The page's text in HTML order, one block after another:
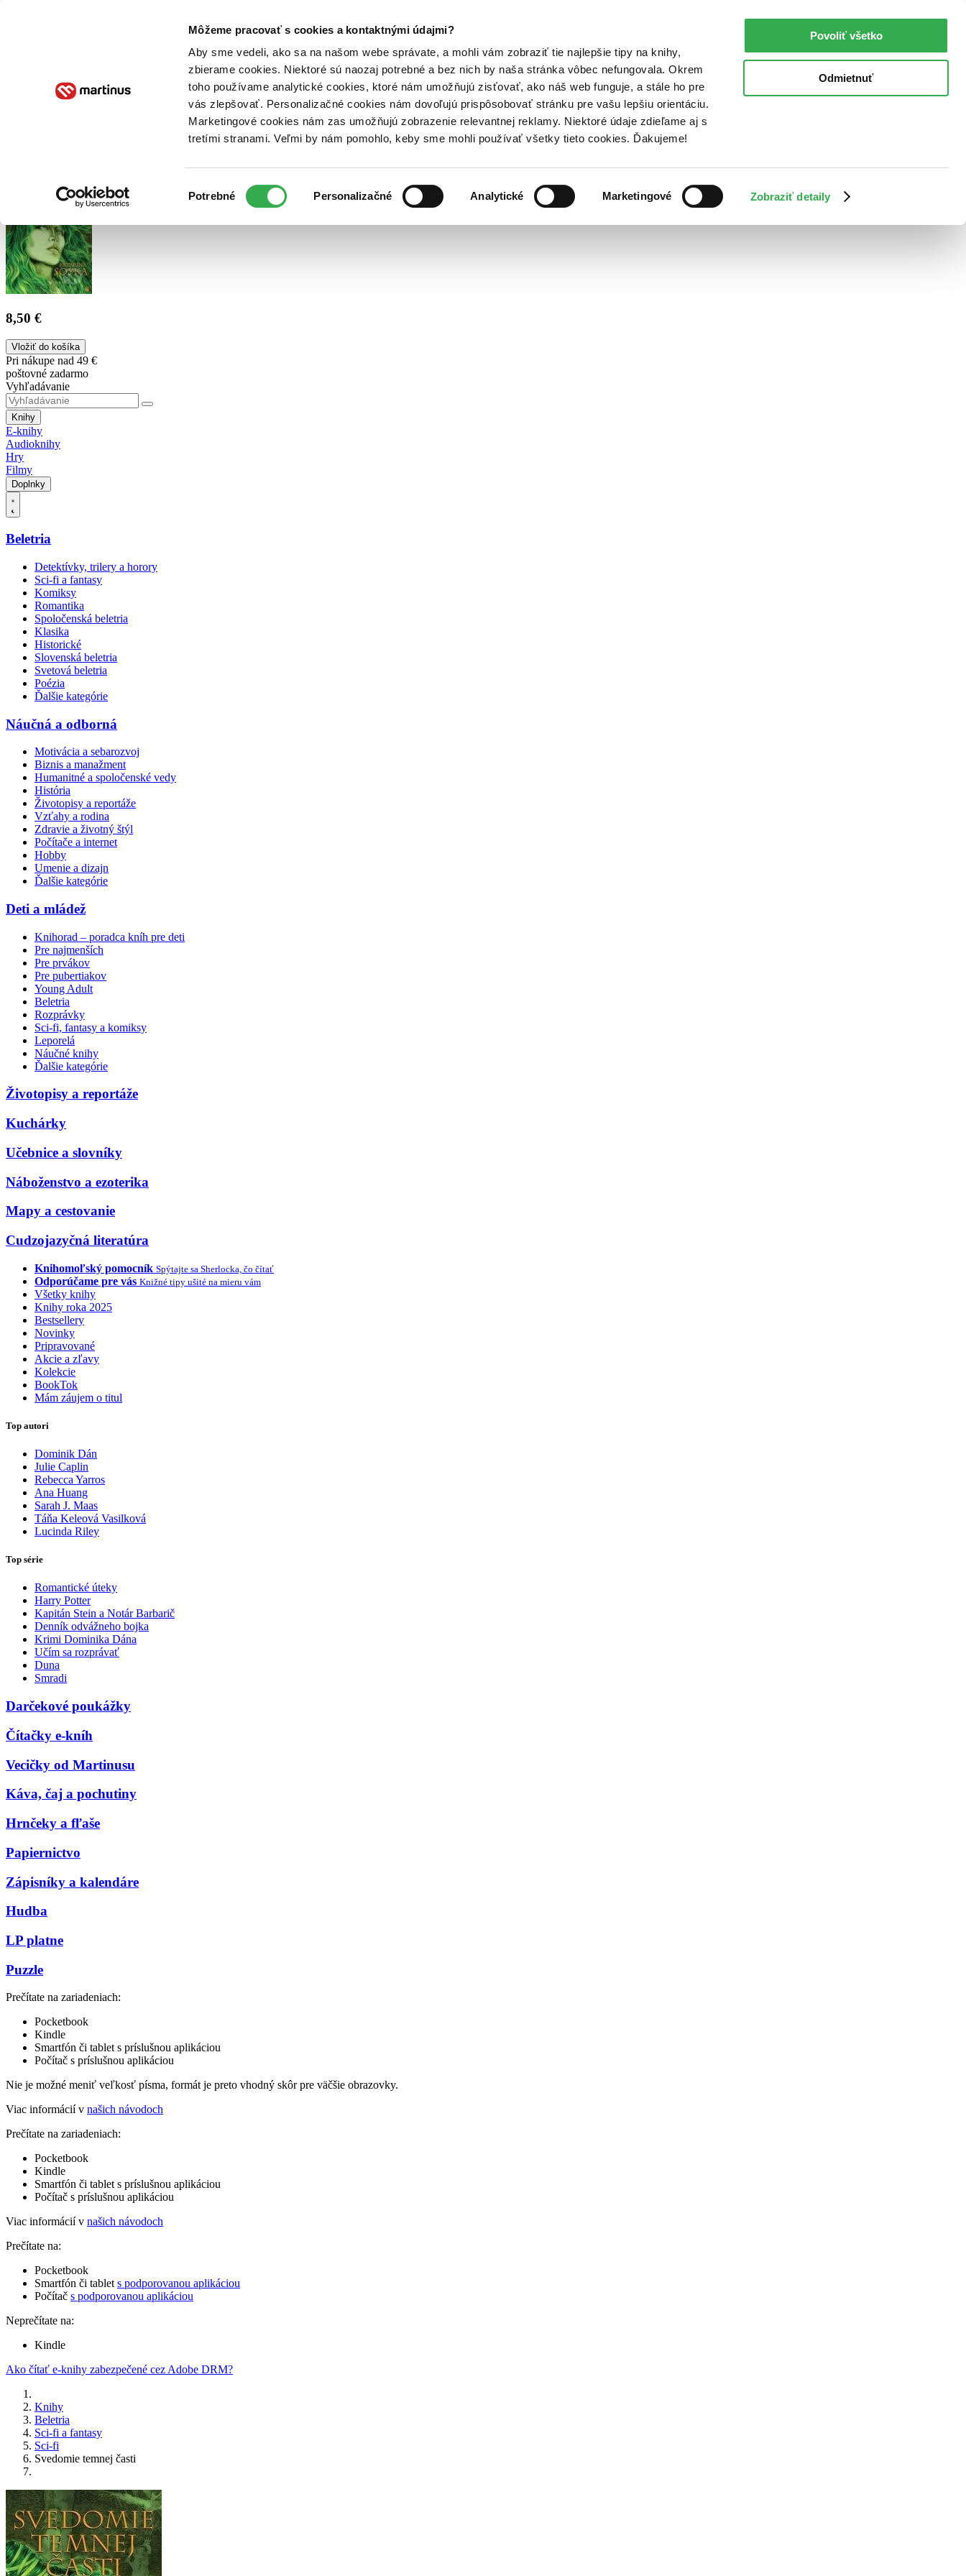
Môžeme pracovať s cookies a kontaktnými údajmi?
Aby sme vedeli, ako sa na našom webe správate, a mohli vám zobraziť tie najlepšie tipy na knihy,
zbierame cookies. Niektoré sú naozaj potrebné a bez nich by naša stránka vôbec nefungovala. Okrem
toho používame analytické cookies, ktoré nám umožňujú zisťovať, ako náš web funguje, a stále ho pre
vás zlepšovať. Personalizačné cookies nám dovoľujú prispôsobovať stránku pre vašu lepšiu orientáciu.
Marketingové cookies nám zas umožňujú zobrazenie relevantnej reklamy. Niektoré údaje zdieľame aj s
tretími stranami. Veľmi by nám pomohlo, keby sme mohli používať všetky tieto cookies. Ďakujeme!
súhlasu
Potrebné Personalizačné Analytické Marketingové Zobraziť detaily
Povoliť všetko
Odmietnuť
Poukážky Kontakt
8,50 €
Vložiť do košíka
Pri nákupe nad 49 €
poštovné zadarmo
Vyhľadávanie
Knihy
E-knihy
Audioknihy
Hry
Filmy
Doplnky
Beletria
Detektívky, trilery a horory
Sci-fi a fantasy
Komiksy
Romantika
Spoločenská beletria
Klasika
Historické
Slovenská beletria
Svetová beletria
Poézia
Ďalšie kategórie
Náučná a odborná
Motivácia a sebarozvoj
Biznis a manažment
Humanitné a spoločenské vedy
História
Životopisy a reportáže
Vzťahy a rodina
Zdravie a životný štýl
Počítače a internet
Hobby
Umenie a dizajn
Ďalšie kategórie
Deti a mládež
Knihorad – poradca kníh pre deti
Pre najmenších
Pre prvákov
Pre pubertiakov
Young Adult
Beletria
Rozprávky
Sci-fi, fantasy a komiksy
Leporelá
Náučné knihy
Ďalšie kategórie
Životopisy a reportáže
Kuchárky
Učebnice a slovníky
Náboženstvo a ezoterika
Mapy a cestovanie
Cudzojazyčná literatúra
Knihomoľský pomocník Spýtajte sa Sherlocka, čo čítať
Odporúčame pre vás Knižné tipy ušité na mieru vám
Všetky knihy
Knihy roka 2025
Bestsellery
Novinky
Pripravované
Akcie a zľavy
Kolekcie
BookTok
Mám záujem o titul
Top autori
Dominik Dán
Julie Caplin
Rebecca Yarros
Ana Huang
Sarah J. Maas
Táňa Keleová Vasilková
Lucinda Riley
Top série
Romantické úteky
Harry Potter
Kapitán Stein a Notár Barbarič
Denník odvážneho bojka
Krimi Dominika Dána
Učím sa rozprávať
Duna
Smradi
Darčekové poukážky
Čítačky e-kníh
Vecičky od Martinusu
Káva, čaj a pochutiny
Hrnčeky a fľaše
Papiernictvo
Zápisníky a kalendáre
Hudba
LP platne
Puzzle
Prečítate na zariadeniach:
Pocketbook
Kindle
Smartfón či tablet s príslušnou aplikáciou
Počítač s príslušnou aplikáciou
Nie je možné meniť veľkosť písma, formát je preto vhodný skôr pre väčšie obrazovky.
Viac informácií v našich návodoch
Prečítate na zariadeniach:
Pocketbook
Kindle
Smartfón či tablet s príslušnou aplikáciou
Počítač s príslušnou aplikáciou
Viac informácií v našich návodoch
Prečítate na:
Pocketbook
Smartfón či tablet s podporovanou aplikáciou
Počítač s podporovanou aplikáciou
Neprečítate na:
Kindle
Ako čítať e-knihy zabezpečené cez Adobe DRM?
Knihy
Beletria
Sci-fi a fantasy
Sci-fi
Svedomie temnej časti